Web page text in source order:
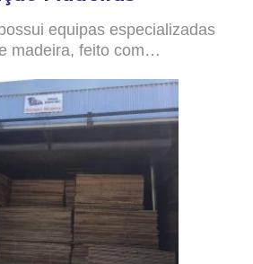
equipas especializadas
madeira, feito com…